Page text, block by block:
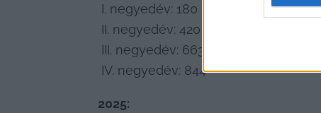
IV. negyedév: 844
2025: